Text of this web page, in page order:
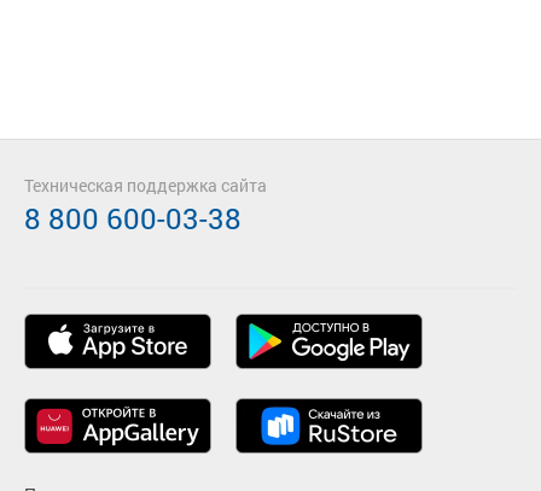
Техническая поддержка сайта
8 800 600-03-38